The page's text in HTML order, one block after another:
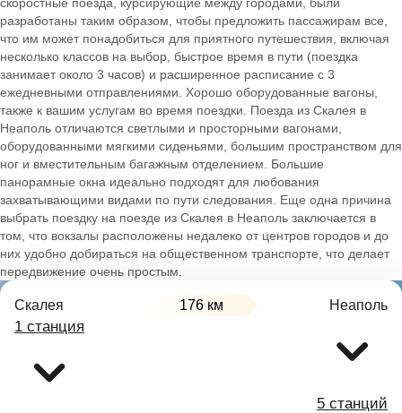
разработаны таким образом, чтобы предложить пассажирам все,
что им может понадобиться для приятного путешествия, включая
несколько классов на выбор, быстрое время в пути (поездка
занимает около 3 часов) и расширенное расписание с 3
ежедневными отправлениями. Хорошо оборудованные вагоны,
также к вашим услугам во время поездки. Поезда из Скалея в
Неаполь отличаются светлыми и просторными вагонами,
оборудованными мягкими сиденьями, большим пространством для
ног и вместительным багажным отделением. Большие
панорамные окна идеально подходят для любования
захватывающими видами по пути следования. Еще одна причина
выбрать поездку на поезде из Скалея в Неаполь заключается в
том, что вокзалы расположены недалеко от центров городов и до
них удобно добираться на общественном транспорте, что делает
передвижение очень простым.
Скалея 176 км Неаполь
1 станция
5 станций